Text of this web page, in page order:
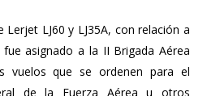
LJ60 y LJ35A, con relación a
asignado a la II Brigada Aérea
vuelos que se ordenen para el
de la Fuerza Aérea u otros